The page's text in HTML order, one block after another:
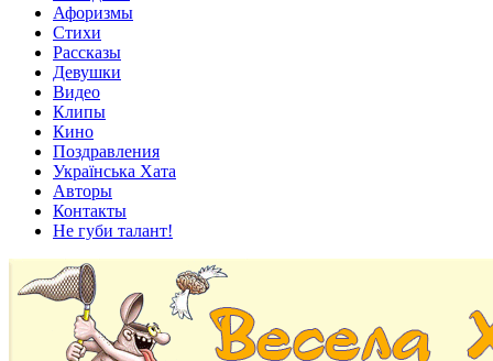
Афоризмы
Стихи
Рассказы
Девушки
Видео
Клипы
Кино
Поздравления
Українська Хата
Авторы
Контакты
Не губи талант!